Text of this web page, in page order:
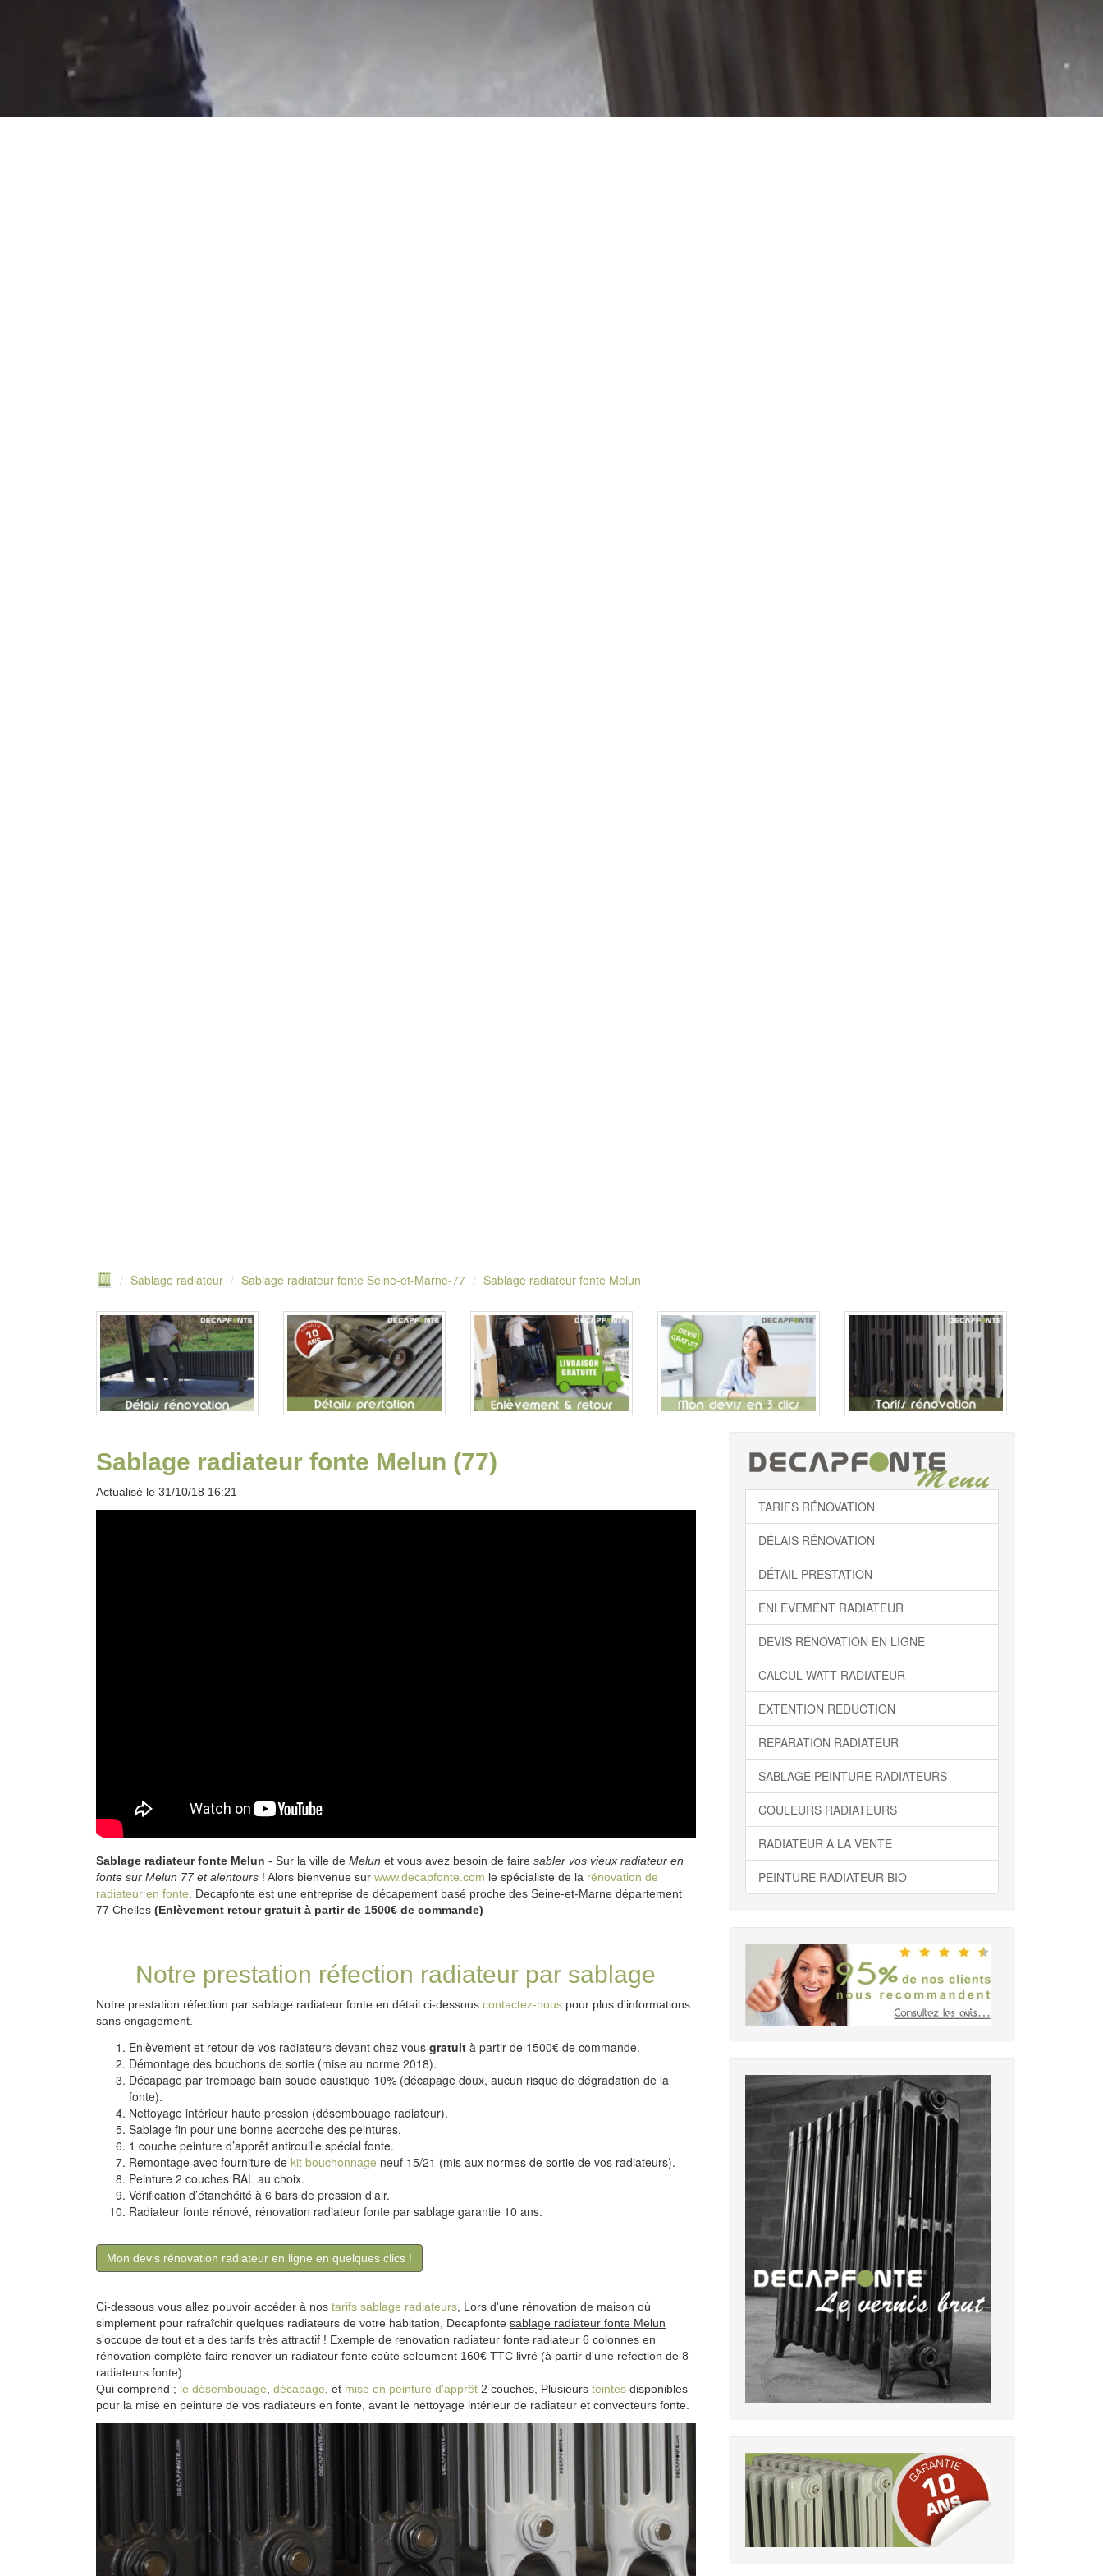
Sablage radiateur Sablage radiateur fonte Seine-et-Marne-77 Sablage radiateur fonte Melun
Sablage radiateur fonte Melun (77)
Actualisé le 31/10/18 16:21
Sablage radiateur fonte Melun - Sur la ville de Melun et vous avez besoin de faire sabler vos vieux radiateur en
fonte sur Melun 77 et alentours ! Alors bienvenue sur www.decapfonte.com le spécialiste de la rénovation de
radiateur en fonte . Decapfonte est une entreprise de décapement basé proche des Seine-et-Marne département
77 Chelles (Enlèvement retour gratuit à partir de 1500€ de commande)
Notre prestation réfection radiateur par sablage
Notre prestation réfection par sablage radiateur fonte en détail ci-dessous contactez-nous pour plus d'informations
sans engagement.
Enlèvement et retour de vos radiateurs devant chez vous gratuit à partir de 1500€ de commande.
Démontage des bouchons de sortie (mise au norme 2018).
Décapage par trempage bain soude caustique 10% (décapage doux, aucun risque de dégradation de la
fonte).
Nettoyage intérieur haute pression (désembouage radiateur).
Sablage fin pour une bonne accroche des peintures.
1 couche peinture d’apprêt antirouille spécial fonte.
Remontage avec fourniture de kit bouchonnage neuf 15/21 (mis aux normes de sortie de vos radiateurs).
Peinture 2 couches RAL au choix.
Vérification d’étanchéité à 6 bars de pression d'air.
Radiateur fonte rénové, rénovation radiateur fonte par sablage garantie 10 ans.
Mon devis rénovation radiateur en ligne en quelques clics !
Ci-dessous vous allez pouvoir accéder à nos tarifs sablage radiateurs , Lors d'une rénovation de maison où
simplement pour rafraîchir quelques radiateurs de votre habitation, Decapfonte sablage radiateur fonte Melun
s'occupe de tout et a des tarifs très attractif ! Exemple de renovation radiateur fonte radiateur 6 colonnes en
rénovation complète faire renover un radiateur fonte coûte seleument 160€ TTC livré (à partir d'une refection de 8
radiateurs fonte)
Qui comprend ; le désembouage décapage , et mise en peinture d'apprêt 2 couches, Plusieurs teintes disponibles
pour la mise en peinture de vos radiateurs en fonte, avant le nettoyage intérieur de radiateur et convecteurs fonte.
TARIFS RÉNOVATION
DÉLAIS RÉNOVATION
DÉTAIL PRESTATION
ENLEVEMENT RADIATEUR
DEVIS RÉNOVATION EN LIGNE
CALCUL WATT RADIATEUR
EXTENTION REDUCTION
REPARATION RADIATEUR
SABLAGE PEINTURE RADIATEURS
COULEURS RADIATEURS
RADIATEUR A LA VENTE
PEINTURE RADIATEUR BIO